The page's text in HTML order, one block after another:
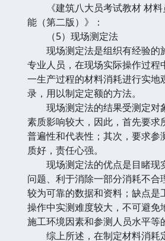
《建筑八大员考试教材 材料
能（第二版）》：
（5）现场测定法
现场测定法是组织有经验的
专业人员，在现场实际操作过程
一生产过程的材料消耗进行实地
录，用以制定定额的方法。
现场测定法的结果受测定对
素质影响较大，因此，首先要求
普遍性和代表性；其次，要求参
质好，责任心强。
现场测定法的优点是目睹现
问题、利于消除一部分消耗不合
较为可靠的数据和资料；缺点是
操作中实测难度较大，不可避免
施工环境因素和参测人员水平等
综上所述，在制定材料消耗